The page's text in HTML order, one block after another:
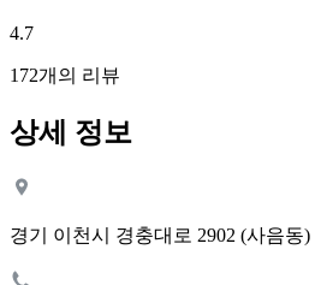
4.7
172개의 리뷰
상세 정보
경기 이천시 경충대로 2902 (사음동)